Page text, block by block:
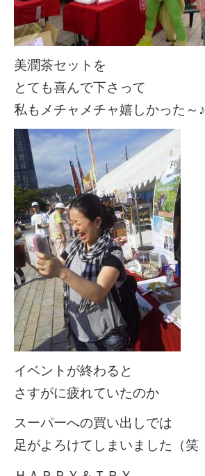
美潤茶セットを
とても喜んで下さって
私もメチャメチャ嬉しかった～♪
イベントが終わると
さすがに疲れていたのか
スーパーへの買い出しでは
足がよろけてしまいました（笑